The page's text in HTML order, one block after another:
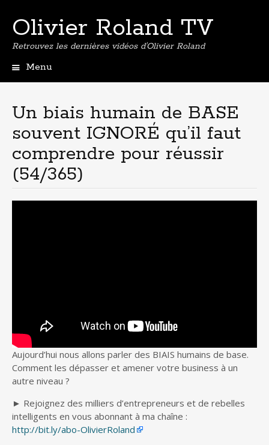
Olivier Roland TV
Retrouvez les dernières vidéos d'Olivier Roland
Menu
principal
Un biais humain de BASE
souvent IGNORÉ qu’il faut
comprendre pour réussir
(54/365)
Aujourd’hui nous allons parler des BIAIS humains de base.
Comment les dépasser et amener votre business à un
autre niveau ?
► Rejoignez des milliers d’entrepreneurs et de rebelles
intelligents en vous abonnant à ma chaîne :
http://bit.ly/abo-OlivierRoland